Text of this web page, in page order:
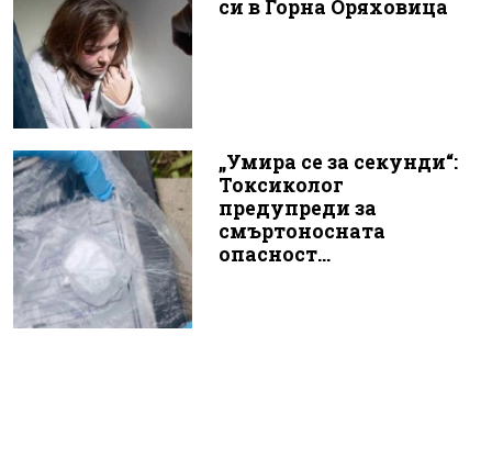
си в Горна Оряховица
„Умира се за секунди“:
Токсиколог
предупреди за
смъртоносната
опасност...